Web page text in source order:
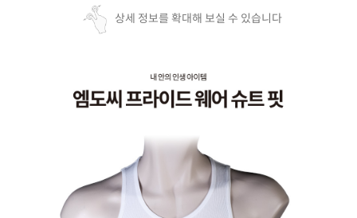
상세 정보를 확대해 보실 수 있습니다